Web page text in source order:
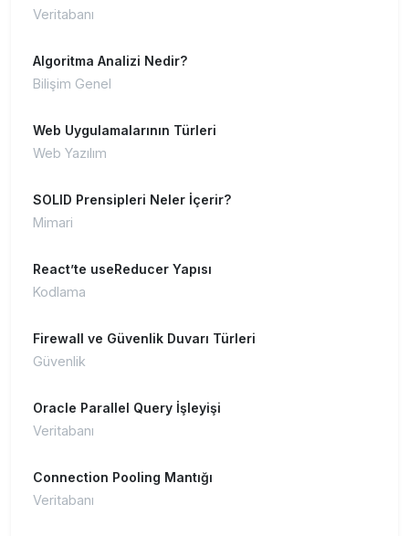
Veritabanı
Algoritma Analizi Nedir?
Bilişim Genel
Web Uygulamalarının Türleri
Web Yazılım
SOLID Prensipleri Neler İçerir?
Mimari
React’te useReducer Yapısı
Kodlama
Firewall ve Güvenlik Duvarı Türleri
Güvenlik
Oracle Parallel Query İşleyişi
Veritabanı
Connection Pooling Mantığı
Veritabanı